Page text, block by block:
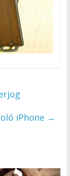
iPhone →